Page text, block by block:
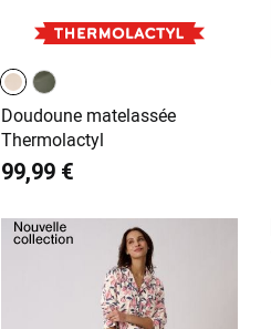
Doudoune matelassée
Thermolactyl
99,99 €